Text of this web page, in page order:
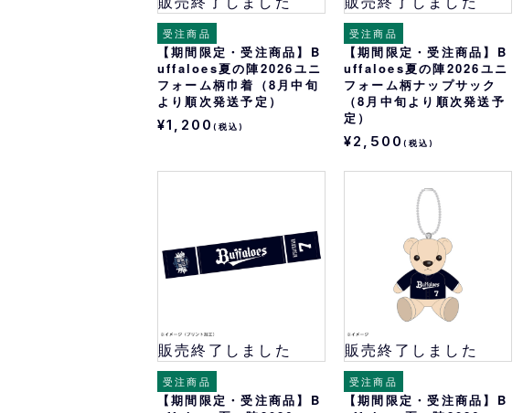
受注商品
【期間限定・受注商品】B
uffaloes夏の陣2026ユニ
フォーム柄巾着（8月中旬
より順次発送予定）
¥1,200(税込)
受注商品
【期間限定・受注商品】B
uffaloes夏の陣2026ユニ
フォーム柄ナップサック
（8月中旬より順次発送予
定）
¥2,500(税込)
販売終了しました
受注商品
【期間限定・受注商品】B
販売終了しました
受注商品
【期間限定・受注商品】B